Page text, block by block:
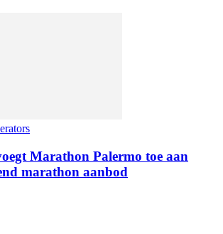
Marathon Palermo toe aan
marathon aanbod